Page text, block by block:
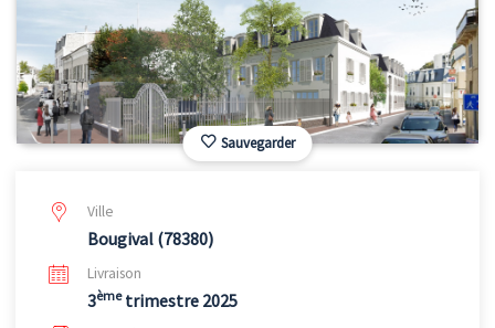
Sauvegarder
Ville
Bougival (78380)
Livraison
3èmetrimestre 2025